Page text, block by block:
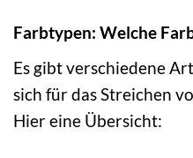
Farbtypen: Welche
Es gibt verschiedene
sich für das Streichen
Hier eine Übersicht: